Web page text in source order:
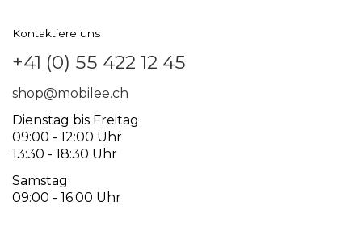
Kontaktiere uns
+41 (0) 55 422 12 45
shop@mobilee.ch
Dienstag bis Freitag
09:00 - 12:00 Uhr
13:30 - 18:30 Uhr
Samstag
09:00 - 16:00 Uhr